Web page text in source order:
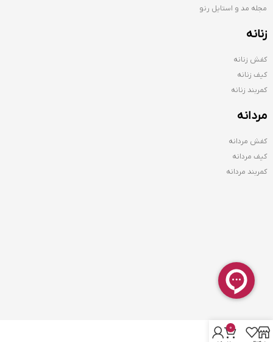
مجله مد و استایل رنو
زنانه
کفش زنانه
کیف زنانه
کمربند زنانه
مردانه
کفش مردانه
کیف مردانه
کمربند مردانه
0